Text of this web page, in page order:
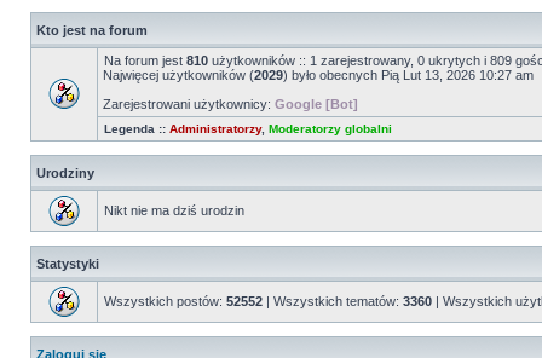
Kto jest na forum
Na forum jest 810 użytkowników :: 1 zarejestrowany, 0 ukrytych i 809
Najwięcej użytkowników (2029) było obecnych Pią Lut 13, 2026 10:27 am
Zarejestrowani użytkownicy: Google [Bot]
Legenda :: Administratorzy, Moderatorzy globalni
Urodziny
Nikt nie ma dziś urodzin
Statystyki
Wszystkich postów: 52552 | Wszystkich tematów: 3360 | Wszystkich
Zaloguj się